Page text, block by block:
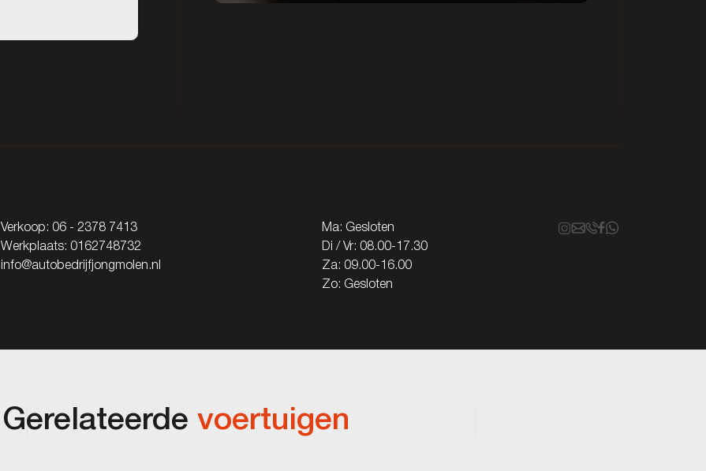
Verkoop: 06 - 2378 7413
Werkplaats: 0162748732
info@autobedrijfjongmolen.nl
Ma: Gesloten
Di / Vr: 08.00-17.30
Za: 09.00-16.00
Zo: Gesloten
Gerelateerde voertuigen